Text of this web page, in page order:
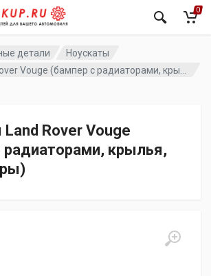
0
детали
Ноускаты
Rover Vouge
радиаторами, крылья,